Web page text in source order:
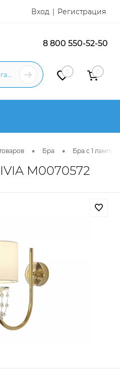
Вход Регистрация
8 800 550-52-50
0 0
• Бра • Бра с 1 лампой
М0070572